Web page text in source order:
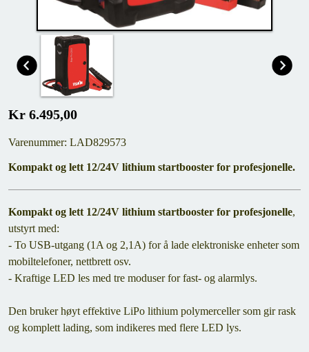
Kr 6.495,00
Varenummer: LAD829573
Kompakt og lett 12/24V lithium startbooster for profesjonelle.
Kompakt og lett 12/24V lithium startbooster for profesjonelle,
utstyrt med:
- To USB-utgang (1A og 2,1A) for å lade elektroniske enheter som
mobiltelefoner, nettbrett osv.
- Kraftige LED les med tre moduser for fast- og alarmlys.
Den bruker høyt effektive LiPo lithium polymerceller som gir rask
og komplett lading, som indikeres med flere LED lys.